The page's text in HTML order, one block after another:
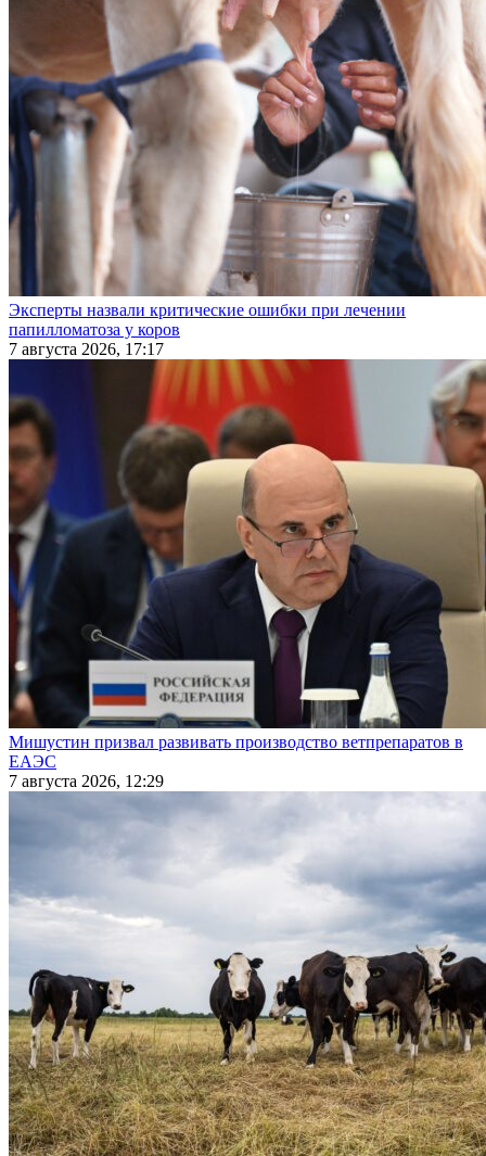
Эксперты назвали критические ошибки при лечении
папилломатоза у коров
7 августа 2026, 17:17
Мишустин призвал развивать производство ветпрепаратов в
ЕАЭС
7 августа 2026, 12:29